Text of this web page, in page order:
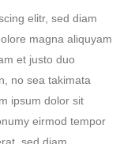
elitr, sed diam
magna aliquyam
et justo duo
no sea takimata
ipsum dolor sit
eirmod tempor
sed diam